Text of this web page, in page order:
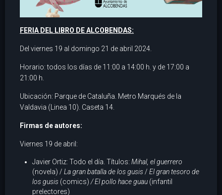
FERIA DEL LIBRO DE ALCOBENDAS:
Del viernes 19 al domingo 21 de abril 2024.
Horario: todos los días de 11:00 a 14:00 h. y de 17:00 a
21:00 h.
Ubicación: Parque de Cataluña. Metro Marqués de la
Valdavia (Linea 10). Caseta 14.
Firmas de autores:
Viernes 19 de abril:
Javier Ortiz: Todo el día. Títulos: Mihal, el guerrero
(novela) / La gran batalla de los gusis/ El gran tesoro de
los gusis (comics)/ El pollo hace guau (infantil
prelectores)